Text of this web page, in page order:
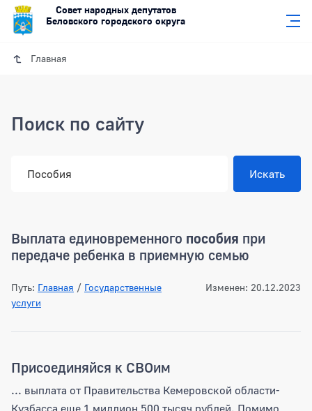
Совет народных депутатов
Беловского городского округа
Главная
Поиск по сайту
Выплата единовременного пособия при
передаче ребенка в приемную семью
Путь: Главная / Государственные
услуги
Изменен: 20.12.2023
Присоединяйся к СВОим
... выплата от Правительства Кемеровской области-
Кузбасса еще 1 миллион 500 тысяч рублей. Помимо